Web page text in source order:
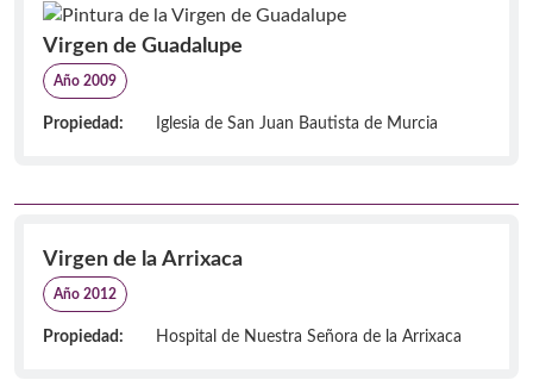
Virgen de Guadalupe
Año 2009
Propiedad: Iglesia de San Juan Bautista de Murcia
Virgen de la Arrixaca
Año 2012
Propiedad: Hospital de Nuestra Señora de la Arrixaca